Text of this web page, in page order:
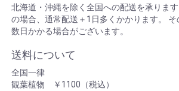
北海道・沖縄を除く全国への配送を承りま
の場合、通常配送＋1日多くかかります。 そ
数日かかる場合がございます。
送料について
全国一律
観葉植物 ￥1100（税込）